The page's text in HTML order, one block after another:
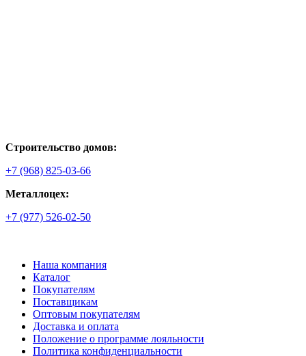
Строительство домов:
+7 (968) 825-03-66
Металлоцех:
+7 (977) 526-02-50
Наша компания
Каталог
Покупателям
Поставщикам
Оптовым покупателям
Доставка и оплата
Положение о программе лояльности
Политика конфиденциальности